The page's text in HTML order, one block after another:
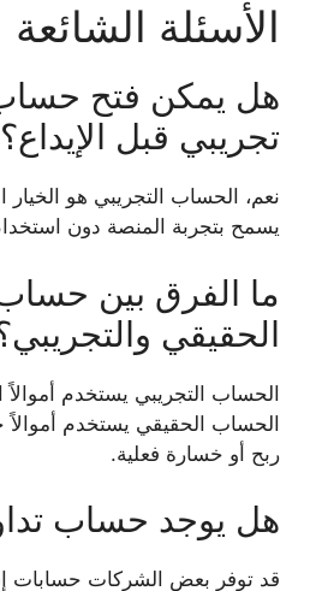
الأسئلة الشائعة
هل يمكن فتح
تجريبي قبل الإيداع؟
نعم، الحساب التجريبي هو الخيار
يسمح بتجربة المنصة دون
ما الفرق بين حساب
الحقيقي
الحساب التجريبي يستخدم أموالاً
الحساب الحقيقي يستخدم أموالاً
ربح أو خسارة فعلية.
هل يوجد حساب